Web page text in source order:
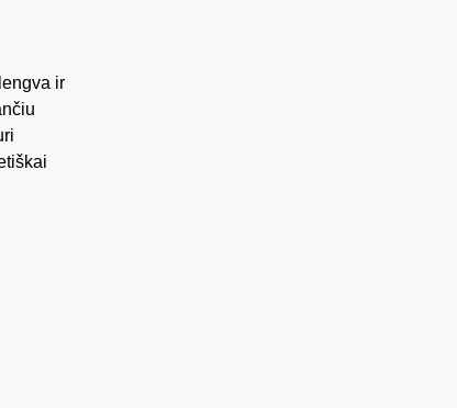
ir